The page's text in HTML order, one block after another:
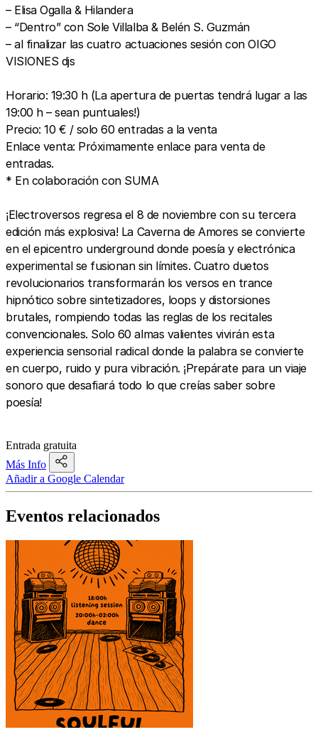
– Elisa Ogalla & Hilandera
– “Dentro” con Sole Villalba & Belén S. Guzmán
– al finalizar las cuatro actuaciones sesión con OIGO
VISIONES djs‍
Horario: 19:30 h (La apertura de puertas tendrá lugar a las
19:00 h – sean puntuales!)
Precio: 10 € / solo 60 entradas a la venta
Enlace venta: Próximamente enlace para venta de
entradas.
* En colaboración con SUMA
¡Electroversos regresa el 8 de noviembre con su tercera
edición más explosiva! La Caverna de Amores se convierte
en el epicentro underground donde poesía y electrónica
experimental se fusionan sin límites. Cuatro duetos
revolucionarios transformarán los versos en trance
hipnótico sobre sintetizadores, loops y distorsiones
brutales, rompiendo todas las reglas de los recitales
convencionales. Solo 60 almas valientes vivirán esta
experiencia sensorial radical donde la palabra se convierte
en cuerpo, ruido y pura vibración. ¡Prepárate para un viaje
sonoro que desafiará todo lo que creías saber sobre
poesía!
Entrada gratuita
Más Info
Añadir a Google Calendar
Eventos relacionados